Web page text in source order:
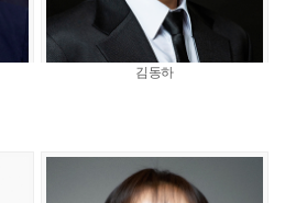
김동하